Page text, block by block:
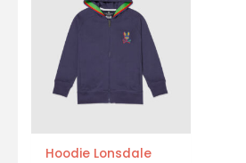
Hoodie Lonsdale